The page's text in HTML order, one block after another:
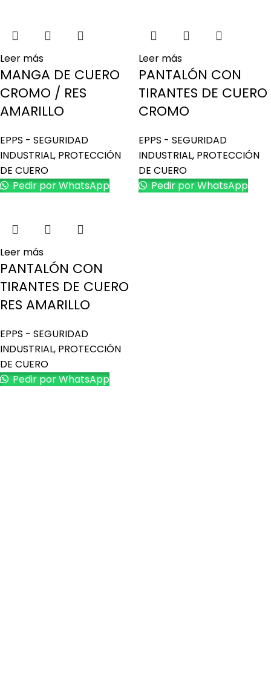
Leer más
MANGA DE CUERO
CROMO / RES
AMARILLO
EPPS - SEGURIDAD
INDUSTRIAL, PROTECCIÓN
DE CUERO
Pedir por WhatsApp
Leer más
PANTALÓN CON
TIRANTES DE CUERO
CROMO
EPPS - SEGURIDAD
INDUSTRIAL, PROTECCIÓN
DE CUERO
Pedir por WhatsApp
Leer más
PANTALÓN CON
TIRANTES DE CUERO
RES AMARILLO
EPPS - SEGURIDAD
INDUSTRIAL, PROTECCIÓN
DE CUERO
Pedir por WhatsApp